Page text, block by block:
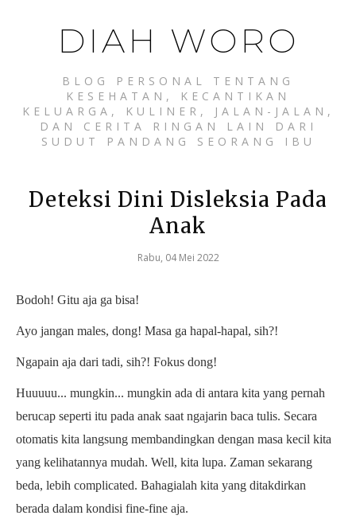
DIAH WORO
BLOG PERSONAL TENTANG
KESEHATAN, KECANTIKAN
KELUARGA, KULINER, JALAN-JALAN,
DAN CERITA RINGAN LAIN DARI
SUDUT PANDANG SEORANG IBU
Deteksi Dini Disleksia Pada
Anak
Rabu, 04 Mei 2022
Bodoh! Gitu aja ga bisa!
Ayo jangan males, dong! Masa ga hapal-hapal, sih?!
Ngapain aja dari tadi, sih?! Fokus dong!
Huuuuu... mungkin... mungkin ada di antara kita yang pernah
berucap seperti itu pada anak saat ngajarin baca tulis. Secara
otomatis kita langsung membandingkan dengan masa kecil kita
yang kelihatannya mudah. Well, kita lupa. Zaman sekarang
beda, lebih complicated. Bahagialah kita yang ditakdirkan
berada dalam kondisi fine-fine aja.